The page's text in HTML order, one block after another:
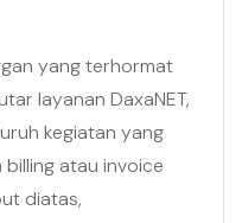
yang terhormat
layanan DaxaNET,
kegiatan yang
atau invoice
diatas,